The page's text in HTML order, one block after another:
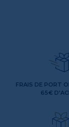
FRAIS DE PORT
65€